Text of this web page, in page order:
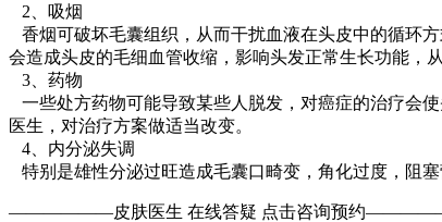
2、吸烟
香烟可破坏毛囊组织，从而干扰血液在头皮中的循环
会造成头皮的毛细血管收缩，影响头发正常生长功能，
3、药物
一些处方药物可能导致某些人脱发，对癌症的治疗会
医生，对治疗方案做适当改变。
4、内分泌失调
特别是雄性分泌过旺造成毛囊口畸变，角化过度，阻
——————皮肤医生 在线答疑 点击咨询预约